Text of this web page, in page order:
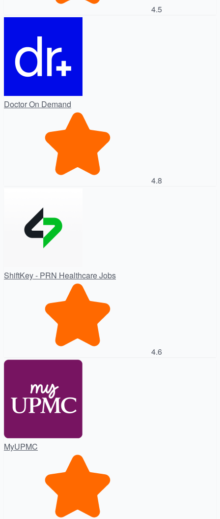
4.5
Doctor On Demand
4.8
ShiftKey - PRN Healthcare Jobs
4.6
MyUPMC